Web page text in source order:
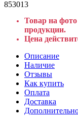
853013
Товар на
продукции.
Цена
Описание
Наличие
Отзывы
Как купить
Оплата
Доставка